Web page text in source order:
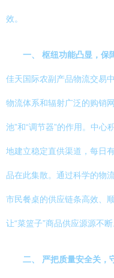
效。
一、 枢纽功能凸显，保
佳天国际农副产品物流交易
物流体系和辐射广泛的购销
池”和“调节器”的作用。中
地建立稳定直供渠道，每日
品在此集散。通过科学的物
市民餐桌的供应链条高效、
让“菜篮子”商品供应源源不断
二、 严把质量安全关，